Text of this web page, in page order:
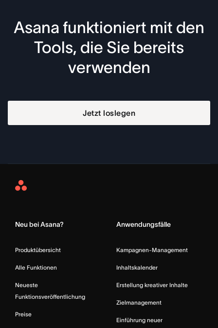
Asana funktioniert mit den
Tools, die Sie bereits
verwenden
Jetzt loslegen
Asana
Neu bei Asana?
Produktübersicht
Alle Funktionen
Neueste
Funktionsveröffentlichung
Preise
Anwendungsfälle
Kampagnen-Management
Inhaltskalender
Erstellung kreativer Inhalte
Zielmanagement
Einführung neuer